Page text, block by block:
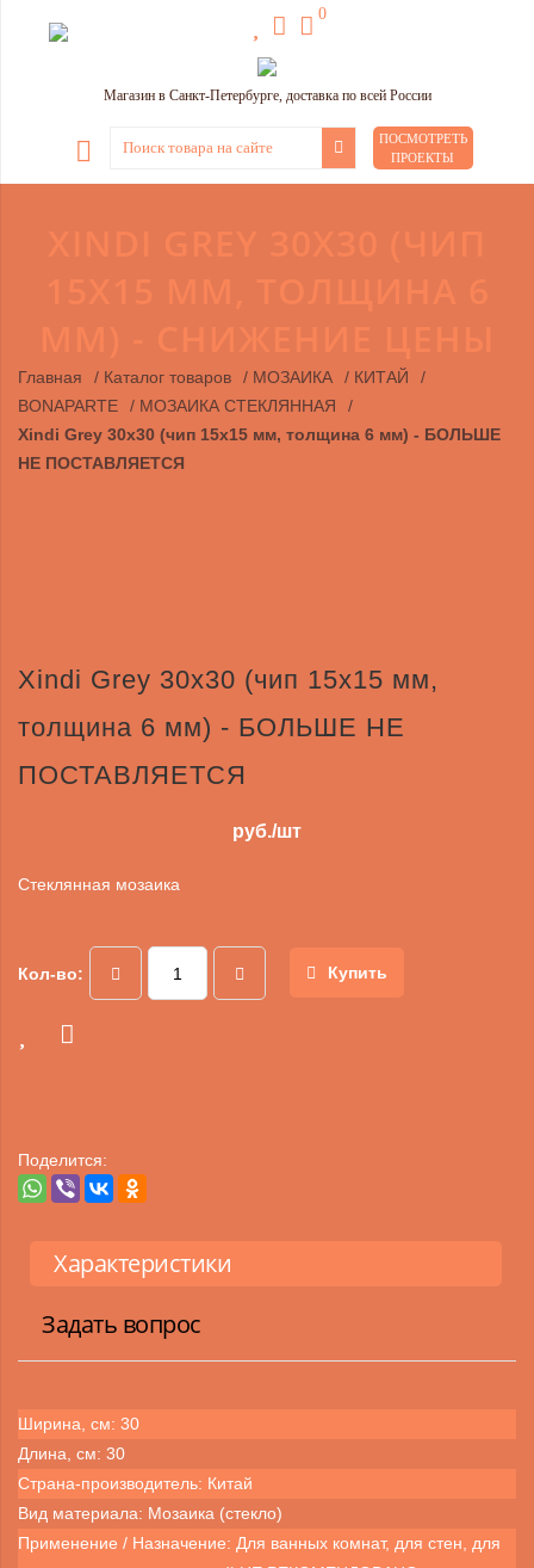
0
Магазин в Санкт-Петербурге, доставка по всей России
ПОСМОТРЕТЬ
ПРОЕКТЫ
Главная / Каталог товаров / МОЗАИКА / КИТАЙ
/
BONAPARTE
/ МОЗАИКА СТЕКЛЯННАЯ
/
Xindi Grey 30х30 (чип 15х15 мм, толщина 6 мм) - БОЛЬШЕ
НЕ ПОСТАВЛЯЕТСЯ
Xindi Grey 30х30 (чип 15х15 мм,
толщина 6 мм) - БОЛЬШЕ НЕ
ПОСТАВЛЯЕТСЯ
руб./шт
Стеклянная мозаика
Кол-во: Купить
Поделится:
Характеристики
Задать вопрос
Ширина, см: 30
Длина, см: 30
Страна-производитель: Китай
Вид материала: Мозаика (стекло)
Применение / Назначение: Для ванных комнат, для стен, для